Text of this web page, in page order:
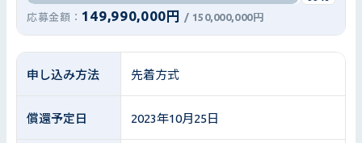
応募金額： 149,990,000円 / 150,000,000円
申し込み方法 先着方式
償還予定日 2023年10月25日